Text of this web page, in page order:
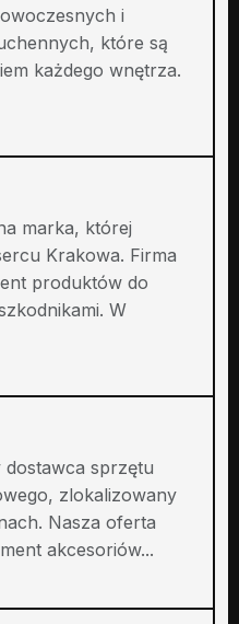
i
które są
każdego wnętrza.
marka, której
Krakowa. Firma
produktów do
W
sprzętu
zlokalizowany
Nasza oferta
akcesoriów...